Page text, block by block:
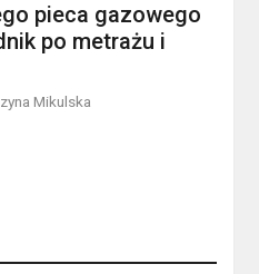
pieca gazowego
po metrażu i
Mikulska